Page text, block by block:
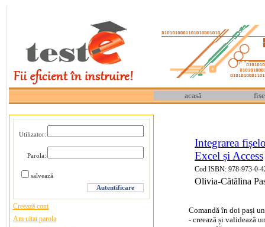
acasă
Utilizator:
Parola:
salvează
Creează cont
Am uitat parola
Integrarea
Excel și Access
Cod ISBN: 978-973-0-
Olivia-Cătălina
Comandă în doi pași
- creează și validează